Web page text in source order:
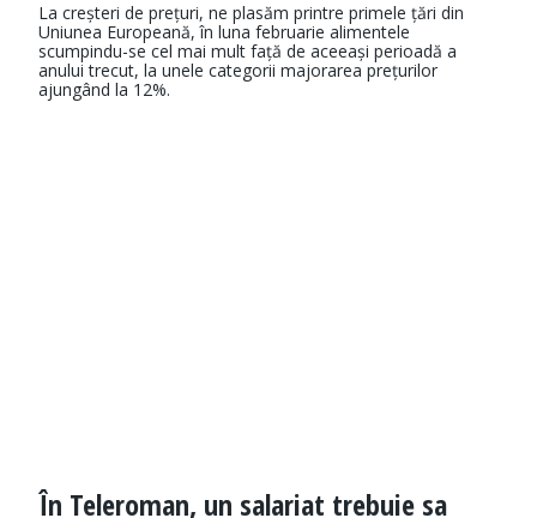
La creșteri de prețuri, ne plasăm printre primele țări din
Uniunea Europeană, în luna februarie alimentele
scumpindu-se cel mai mult față de aceeași perioadă a
anului trecut, la unele categorii majorarea prețurilor
ajungând la 12%.
În Teleroman, un salariat trebuie sa